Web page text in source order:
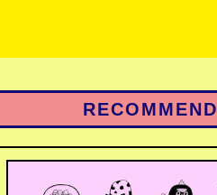
RECOMMEND